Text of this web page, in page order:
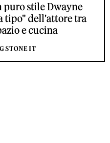
stile Dwayne
tipo" dell'attore tra
e cucina
STONE IT